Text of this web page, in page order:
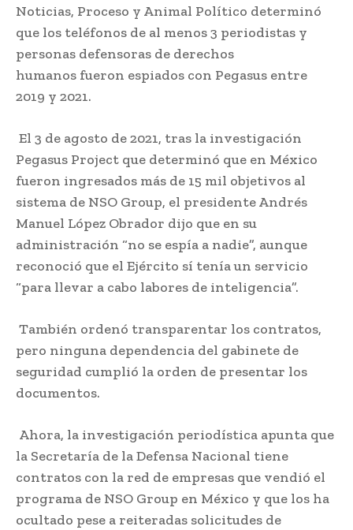
Noticias, Proceso y Animal Político determinó
que los teléfonos de al menos 3 periodistas y
personas defensoras de derechos
humanos fueron espiados con Pegasus entre
2019 y 2021.
El 3 de agosto de 2021, tras la investigación
Pegasus Project que determinó que en México
fueron ingresados más de 15 mil objetivos al
sistema de NSO Group, el presidente Andrés
Manuel López Obrador dijo que en su
administración “no se espía a nadie”, aunque
reconoció que el Ejército sí tenía un servicio
“para llevar a cabo labores de inteligencia”.
También ordenó transparentar los contratos,
pero ninguna dependencia del gabinete de
seguridad cumplió la orden de presentar los
documentos.
Ahora, la investigación periodística apunta que
la Secretaría de la Defensa Nacional tiene
contratos con la red de empresas que vendió el
programa de NSO Group en México y que los ha
ocultado pese a reiteradas solicitudes de